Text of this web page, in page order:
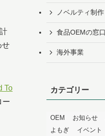
せ
To
ー
ノベルティ制作
食品OEMの窓口
海外事業
カテゴリー
OEM お知らせ
よもぎ
イベント